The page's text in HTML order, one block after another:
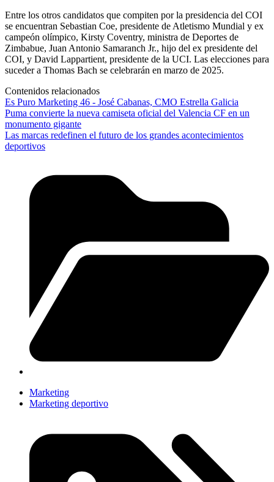
Entre los otros candidatos que compiten por la presidencia del COI
se encuentran Sebastian Coe, presidente de Atletismo Mundial y ex
campeón olímpico, Kirsty Coventry, ministra de Deportes de
Zimbabue, Juan Antonio Samaranch Jr., hijo del ex presidente del
COI, y David Lappartient, presidente de la UCI. Las elecciones para
suceder a Thomas Bach se celebrarán en marzo de 2025.
Contenidos relacionados
Es Puro Marketing 46 - José Cabanas, CMO Estrella Galicia
Puma convierte la nueva camiseta oficial del Valencia CF en un
monumento gigante
Las marcas redefinen el futuro de los grandes acontecimientos
deportivos
Marketing
Marketing deportivo